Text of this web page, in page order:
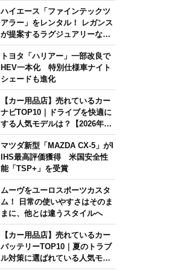
ハイエース「ファインテックツ
アラー」をレンタル！ レガンス
が提案するラグジュアリーな移
動体験
トヨタ「ハリアー」一部改良で
HEV一本化 特別仕様車ナイト
シェードも進化
【カー用品店】売れているカー
ナビTOP10｜ドライブを快適に
する人気モデルは？【2026年6
月版】
マツダ新型「MAZDA CX-5」がI
IHS最高評価獲得 米国安全性
能「TSP+」を受賞
ムーヴをユーロスポーツカスタ
ム！ 日常の使いやすさはそのま
まに、他とは違うスタイルへ
【カー用品店】売れているカー
バッテリーTOP10｜夏のトラブ
ル対策に選ばれている人気モデ